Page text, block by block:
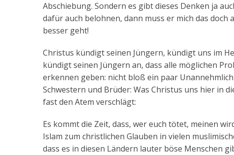
Abschiebung. Sondern es gibt dieses Denken ja
dafür auch belohnen, dann muss er mich das doch
besser geht!
Christus kündigt seinen Jüngern, kündigt uns im
kündigt seinen Jüngern an, dass alle möglichen
erkennen geben: nicht bloß ein paar
Schwestern und Brüder: Was Christus uns hier in
fast den Atem verschlägt:
Es kommt die Zeit, dass, wer euch tötet, meinen
Islam zum christlichen Glauben in vielen
dass es in diesen Ländern lauter böse Menschen